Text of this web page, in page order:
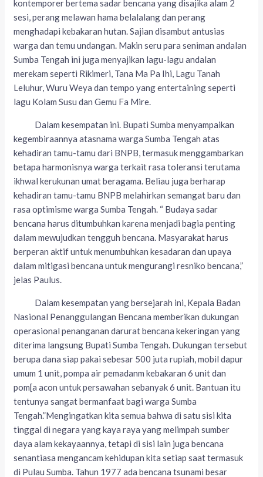
kontemporer bertema sadar bencana yang disajika alam 2
sesi, perang melawan hama belalalang dan perang
menghadapi kebakaran hutan. Sajian disambut antusias
warga dan temu undangan. Makin seru para seniman andalan
Sumba Tengah ini juga menyajikan lagu-lagu andalan
merekam seperti Rikimeri, Tana Ma Pa Ihi, Lagu Tanah
Leluhur, Wuru Weya dan tempo yang entertaining seperti
lagu Kolam Susu dan Gemu Fa Mire.
Dalam kesempatan ini. Bupati Sumba menyampaikan
kegembiraannya atasnama warga Sumba Tengah atas
kehadiran tamu-tamu dari BNPB, termasuk menggambarkan
betapa harmonisnya warga terkait rasa toleransi terutama
ikhwal kerukunan umat beragama. Beliau juga berharap
kehadiran tamu-tamu BNPB melahirkan semangat baru dan
rasa optimisme warga Sumba Tengah. “ Budaya sadar
bencana harus ditumbuhkan karena menjadi bagia penting
dalam mewujudkan tengguh bencana. Masyarakat harus
berperan aktif untuk menumbuhkan kesadaran dan upaya
dalam mitigasi bencana untuk mengurangi resniko bencana,”
jelas Paulus.
Dalam kesempatan yang bersejarah ini, Kepala Badan
Nasional Penanggulangan Bencana memberikan dukungan
operasional penanganan darurat bencana kekeringan yang
diterima langsung Bupati Sumba Tengah. Dukungan tersebut
berupa dana siap pakai sebesar 500 juta rupiah, mobil dapur
umum 1 unit, pompa air pemadanm kebakaran 6 unit dan
pom[a acon untuk persawahan sebanyak 6 unit. Bantuan itu
tentunya sangat bermanfaat bagi warga Sumba
Tengah.”Mengingatkan kita semua bahwa di satu sisi kita
tinggal di negara yang kaya raya yang melimpah sumber
daya alam kekayaannya, tetapi di sisi lain juga bencana
senantiasa mengancam kehidupan kita setiap saat termasuk
di Pulau Sumba. Tahun 1977 ada bencana tsunami besar